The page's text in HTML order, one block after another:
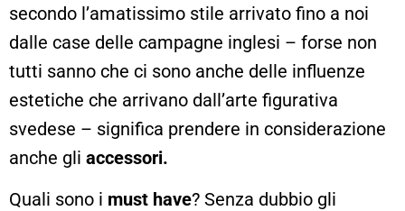
secondo l’amatissimo stile arrivato fino a noi
dalle case delle campagne inglesi – forse non
tutti sanno che ci sono anche delle influenze
estetiche che arrivano dall’arte figurativa
svedese – significa prendere in considerazione
anche gli accessori.
Quali sono i must have? Senza dubbio gli